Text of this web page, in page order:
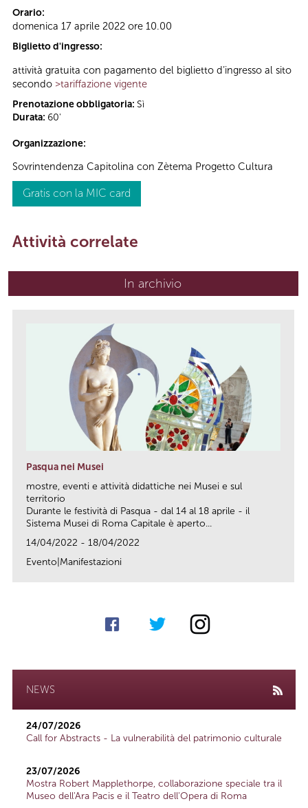
Orario:
domenica 17 aprile 2022 ore 10.00
Biglietto d'ingresso:
attività gratuita con pagamento del biglietto d’ingresso al sito
secondo >tariffazione vigente
Prenotazione obbligatoria: Sì
Durata: 60'
Organizzazione:
Sovrintendenza Capitolina con Zètema Progetto Cultura
Gratis con la MIC card
Attività correlate
In archivio
Pasqua nei Musei
mostre, eventi e attività didattiche nei Musei e sul
territorio
Durante le festività di Pasqua - dal 14 al 18 aprile - il
Sistema Musei di Roma Capitale è aperto...
14/04/2022 - 18/04/2022
Evento|Manifestazioni
NEWS
24/07/2026
Call for Abstracts - La vulnerabilità del patrimonio culturale
23/07/2026
Mostra Robert Mapplethorpe, collaborazione speciale tra il
Museo dell'Ara Pacis e il Teatro dell'Opera di Roma